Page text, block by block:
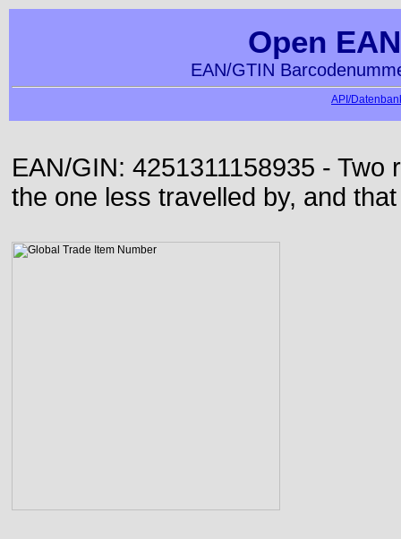
Open
EAN/GTIN
API/
EAN/GIN: 4251311158935 -
the one less travelled by, and